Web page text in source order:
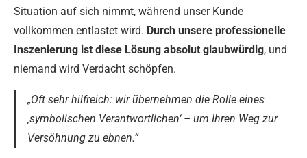
Situation auf sich nimmt, während unser Kunde
vollkommen entlastet wird. Durch unsere professionelle
Inszenierung ist diese Lösung absolut glaubwürdig, und
niemand wird Verdacht schöpfen.
„Oft sehr hilfreich: wir übernehmen die Rolle eines
‚symbolischen Verantwortlichen‘ – um Ihren Weg zur
Versöhnung zu ebnen.“